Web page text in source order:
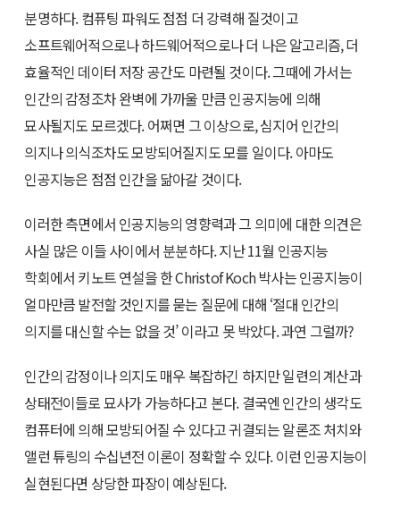
분명하다. 컴퓨팅 파워도 점점 더 강력해 질것이고
소프트웨어적으로나 하드웨어적으로나 더 나은 알고리즘, 더
효율적인 데이터 저장 공간도 마련될 것이다. 그때에 가서는
인간의 감정조차 완벽에 가까울 만큼 인공지능에 의해
묘사될지도 모르겠다. 어쩌면 그 이상으로, 심지어 인간의
의지나 의식조차도 모방되어질지도 모를 일이다. 아마도
인공지능은 점점 인간을 닮아갈 것이다.
이러한 측면에서 인공지능의 영향력과 그 의미에 대한 의견은
사실 많은 이들 사이에서 분분하다. 지난 11월 인공지능
학회에서 키노트 연설을 한 Christof Koch 박사는 인공지능이
얼마만큼 발전할 것인지를 묻는 질문에 대해 ‘절대 인간의
의지를 대신할 수는 없을 것’ 이라고 못 박았다. 과연 그럴까?
인간의 감정이나 의지도 매우 복잡하긴 하지만 일련의 계산과
상태전이들로 묘사가 가능하다고 본다. 결국엔 인간의 생각도
컴퓨터에 의해 모방되어질 수 있다고 귀결되는 알론조 처치와
앨런 튜링의 수십년전 이론이 정확할 수 있다. 이런 인공지능이
실현된다면 상당한 파장이 예상된다.